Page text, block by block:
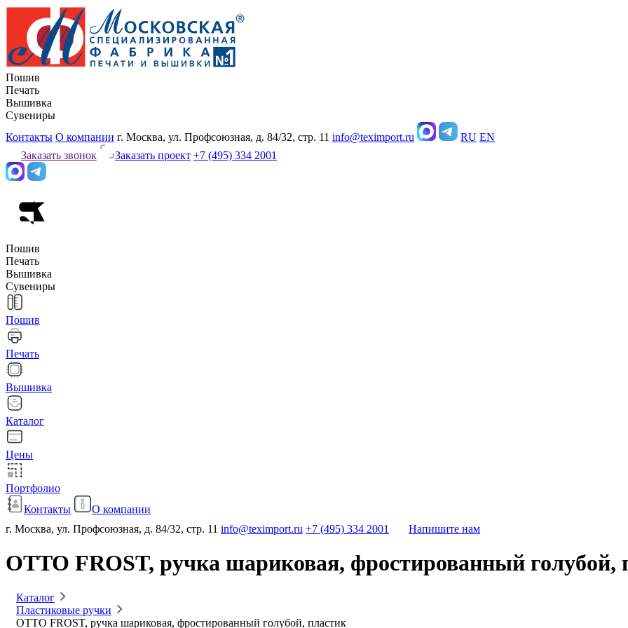
Пошив
Печать
Вышивка
Сувениры
Контакты О компании г. Москва, ул. Профсоюзная, д. 84/32, стр. 11 info@teximport.ru RU EN
Заказать звонок
Заказать проект +7 (495) 334 2001
Пошив
Печать
Вышивка
Сувениры
Пошив
Печать
Вышивка
Каталог
Цены
Портфолио
Контакты
О компании
г. Москва, ул. Профсоюзная, д. 84/32, стр. 11 info@teximport.ru +7 (495) 334 2001 Напишите нам
OTTO FROST, ручка шариковая, фростированный голубой,
Каталог
Пластиковые ручки
OTTO FROST, ручка шариковая, фростированный голубой, пластик